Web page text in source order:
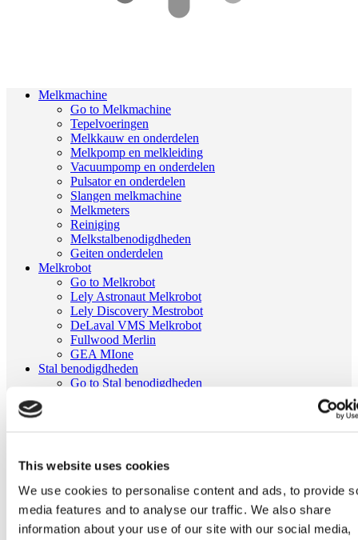
This website uses cookies
We use cookies to personalise content and ads, to provide
media features and to analyse our traffic. We also share
information about your use of our site with our social media,
Melkmachine
Go to Melkmachine
Tepelvoeringen
Melkkauw en onderdelen
Melkpomp en melkleiding
Vacuumpomp en onderdelen
Pulsator en onderdelen
Slangen melkmachine
Melkmeters
Reiniging
Melkstalbenodigdheden
Geiten onderdelen
Melkrobot
Go to Melkrobot
Lely Astronaut Melkrobot
Lely Discovery Mestrobot
DeLaval VMS Melkrobot
Fullwood Merlin
GEA MIone
Stal benodigdheden
Go to Stal benodigdheden
Melkmachine
Slangen melkmachine
Melkslang D14xD25 rol 12,5meter